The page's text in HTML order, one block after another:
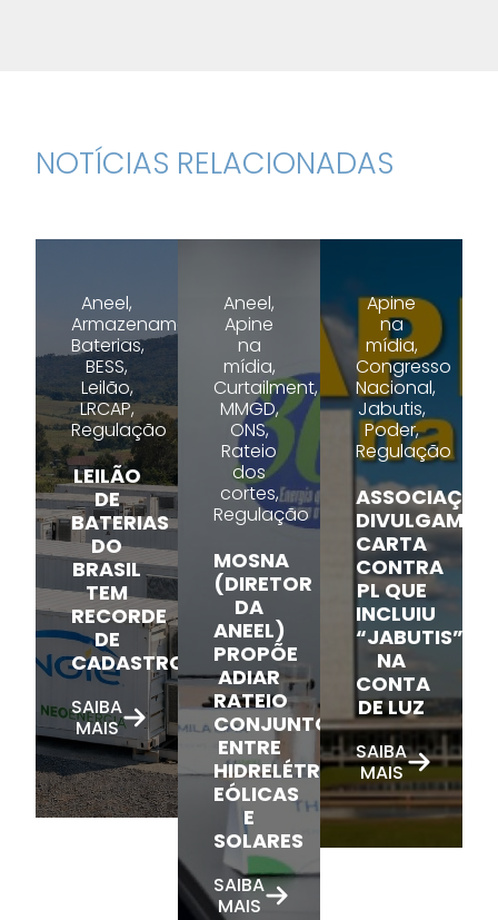
NOTÍCIAS RELACIONADAS
Aneel,
Armazenamento,
Baterias,
BESS,
Leilão,
LRCAP,
Regulação
LEILÃO
DE
BATERIAS
DO
BRASIL
TEM
RECORDE
DE
CADASTROS
SAIBA
MAIS
Aneel,
Apine
na
mídia,
Curtailment,
MMGD,
ONS,
Rateio
dos
cortes,
Regulação
MOSNA
(DIRETOR
DA
ANEEL)
PROPÕE
ADIAR
RATEIO
CONJUNTO
ENTRE
HIDRELÉTRICAS,
EÓLICAS
E
SOLARES
SAIBA
MAIS
Apine
na
mídia,
Congresso
Nacional,
Jabutis,
Poder,
Regulação
DIVULGAM
CARTA
CONTRA
PL QUE
INCLUIU
“JABUTIS”
NA
CONTA
DE LUZ
SAIBA
MAIS